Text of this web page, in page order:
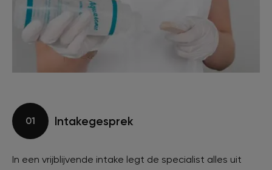
01 Intakegesprek
In een vrijblijvende intake legt de specialist alles uit